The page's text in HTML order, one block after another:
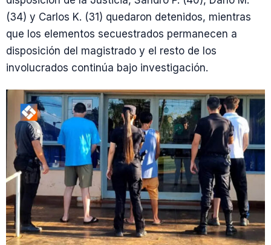
(34) y Carlos K. (31) quedaron detenidos, mientras
que los elementos secuestrados permanecen a
disposición del magistrado y el resto de los
involucrados continúa bajo investigación.